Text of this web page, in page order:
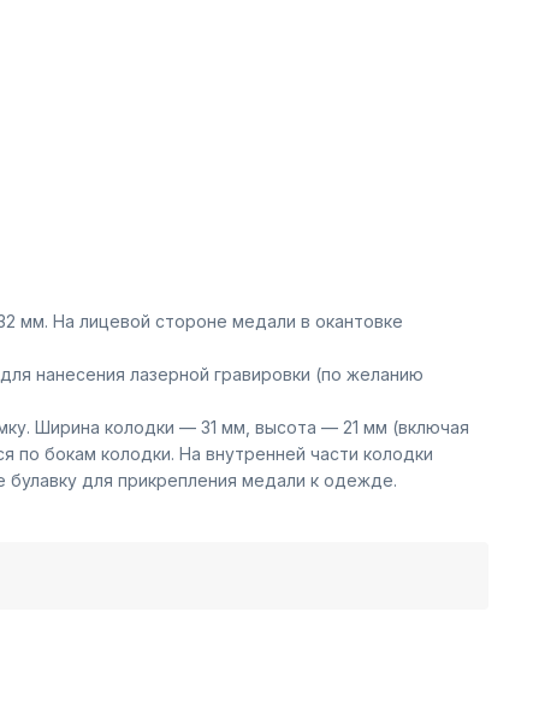
мм. На лицевой стороне медали в окантовке
нанесения лазерной гравировки (по желанию
Ширина колодки — 31 мм, высота — 21 мм (включая
бокам колодки. На внутренней части колодки
булавку для прикрепления медали к одежде.